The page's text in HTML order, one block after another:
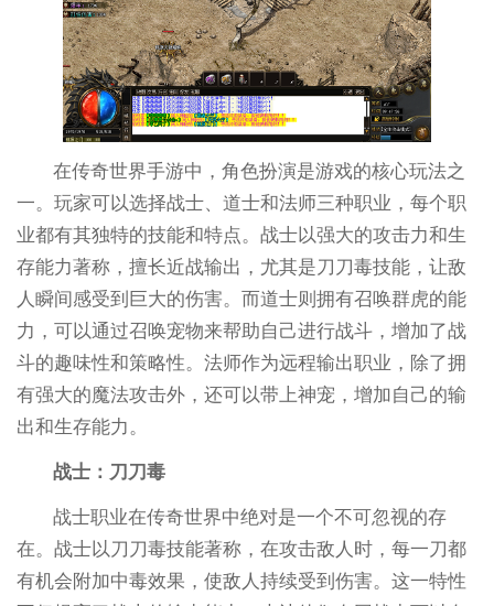
在传奇世界手游中，角色扮演是游戏的核心玩法之
一。玩家可以选择战士、道士和法师三种职业，每个职
业都有其独特的技能和特点。战士以强大的攻击力和生
存能力著称，擅长近战输出，尤其是刀刀毒技能，让敌
人瞬间感受到巨大的伤害。而道士则拥有召唤群虎的能
力，可以通过召唤宠物来帮助自己进行战斗，增加了战
斗的趣味性和策略性。法师作为远程输出职业，除了拥
有强大的魔法攻击外，还可以带上神宠，增加自己的输
出和生存能力。
战士：刀刀毒
战士职业在传奇世界中绝对是一个不可忽视的存
在。战士以刀刀毒技能著称，在攻击敌人时，每一刀都
有机会附加中毒效果，使敌人持续受到伤害。这一特性